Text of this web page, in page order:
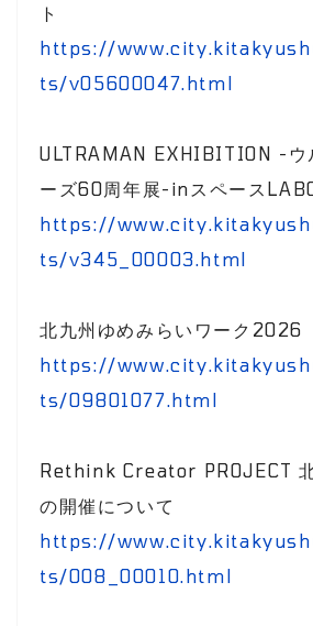
ト
https://
ts/v05600047.html
ULTRAMAN EXHIBITION -ウ
ーズ60周年展-inスペース
https://
ts/v345_00003.html
北九州ゆめみらいワーク2026
https://
ts/09801077.html
Rethink Creator PROJECT
の開催について
https://
ts/008_00010.html